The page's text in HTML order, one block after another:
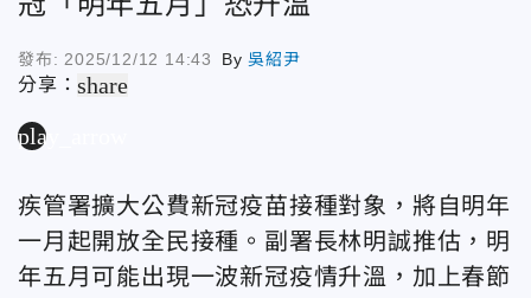
發布: 2025/12/12 14:43 By吳紹尹
分享：share
play_arrow
疾管署擴大公費新冠疫苗接種對象，將自明年
一月起開放全民接種。副署長林明誠推估，明
年五月可能出現一波新冠疫情升溫，加上春節